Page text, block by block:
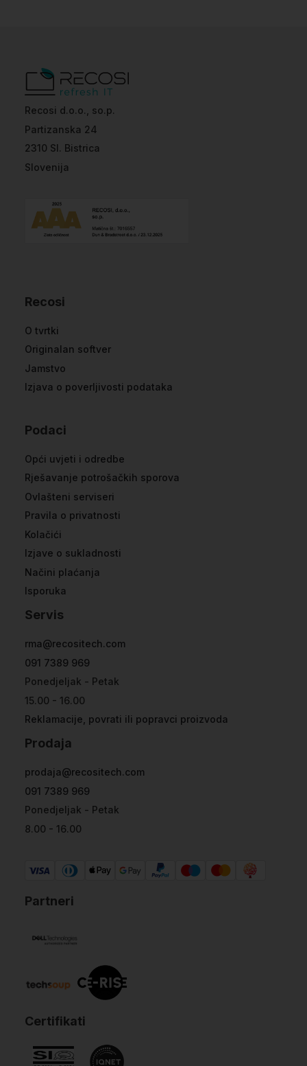
Recosi d.o.o., so.p.
Partizanska 24
2310 Sl. Bistrica
Slovenija
Recosi
O tvrtki
Originalan softver
Jamstvo
Izjava o poverljivosti podataka
Podaci
Opći uvjeti i odredbe
Rješavanje potrošačkih sporova
Ovlašteni serviseri
Pravila o privatnosti
Kolačići
Izjave o sukladnosti
Načini plaćanja
Isporuka
Servis
rma@recositech.com
091 7389 969
Ponedjeljak - Petak
15.00 - 16.00
Reklamacije, povrati ili popravci proizvoda
Prodaja
prodaja@recositech.com
091 7389 969
Ponedjeljak - Petak
8.00 - 16.00
Partneri
Certifikati